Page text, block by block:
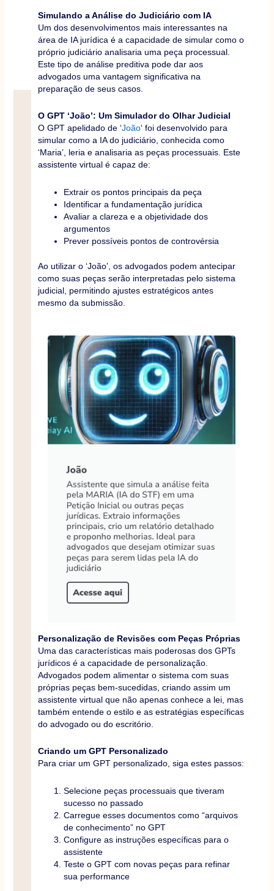
Simulando a Análise do Judiciário com IA
Um dos desenvolvimentos mais interessantes na
área de IA jurídica é a capacidade de simular como o
próprio judiciário analisaria uma peça processual.
Este tipo de análise preditiva pode dar aos
advogados uma vantagem significativa na
preparação de seus casos.
O GPT ‘João’: Um Simulador do Olhar Judicial
O GPT apelidado de ‘João‘ foi desenvolvido para
simular como a IA do judiciário, conhecida como
‘Maria’, leria e analisaria as peças processuais. Este
assistente virtual é capaz de:
Extrair os pontos principais da peça
Identificar a fundamentação jurídica
Avaliar a clareza e a objetividade dos
argumentos
Prever possíveis pontos de controvérsia
Ao utilizar o ‘João’, os advogados podem antecipar
como suas peças serão interpretadas pelo sistema
judicial, permitindo ajustes estratégicos antes
mesmo da submissão.
Personalização de Revisões com Peças Próprias
Uma das características mais poderosas dos GPTs
jurídicos é a capacidade de personalização.
Advogados podem alimentar o sistema com suas
próprias peças bem-sucedidas, criando assim um
assistente virtual que não apenas conhece a lei, mas
também entende o estilo e as estratégias específicas
do advogado ou do escritório.
Criando um GPT Personalizado
Para criar um GPT personalizado, siga estes passos:
Selecione peças processuais que tiveram
sucesso no passado
Carregue esses documentos como “arquivos
de conhecimento” no GPT
Configure as instruções específicas para o
assistente
Teste o GPT com novas peças para refinar
sua performance